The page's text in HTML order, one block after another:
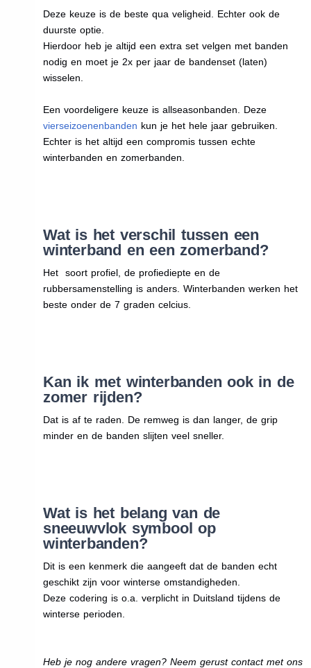
Deze keuze is de beste qua veligheid. Echter ook de
duurste optie.
Hierdoor heb je altijd een extra set velgen met banden
nodig en moet je 2x per jaar de bandenset (laten)
wisselen.
Een voordeligere keuze is allseasonbanden. Deze
vierseizoenenbanden kun je het hele jaar gebruiken.
Echter is het altijd een compromis tussen echte
winterbanden en zomerbanden.
Wat is het verschil tussen een
winterband en een zomerband?
Het soort profiel, de profiediepte en de
rubbersamenstelling is anders. Winterbanden werken het
beste onder de 7 graden celcius.
Kan ik met winterbanden ook in de
zomer rijden?
Dat is af te raden. De remweg is dan langer, de grip
minder en de banden slijten veel sneller.
Wat is het belang van de
sneeuwvlok symbool op
winterbanden?
Dit is een kenmerk die aangeeft dat de banden echt
geschikt zijn voor winterse omstandigheden.
Deze codering is o.a. verplicht in Duitsland tijdens de
winterse perioden.
Heb je nog andere vragen? Neem gerust contact met ons